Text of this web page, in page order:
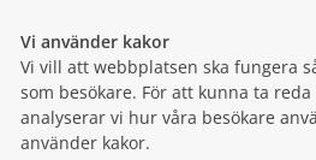
Vi använder kakor
Vi vill att webbplatsen ska fungera
som besökare. För att kunna ta
analyserar vi hur våra besökare
använder kakor.